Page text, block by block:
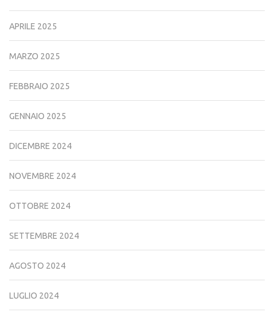
APRILE 2025
MARZO 2025
FEBBRAIO 2025
GENNAIO 2025
DICEMBRE 2024
NOVEMBRE 2024
OTTOBRE 2024
SETTEMBRE 2024
AGOSTO 2024
LUGLIO 2024